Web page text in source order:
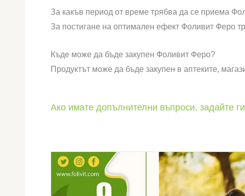
За какъв период от време трябва да се приема
За постигане на оптимален ефект Фоливит Феро
Къде може да бъде закупен Фоливит Феро?
Продуктът може да бъде закупен в аптеките,
Ако имате допълнителни въпроси, задайте